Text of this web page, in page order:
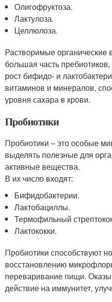
Олигофруктоза.
Лактулоза.
Целлюлоза.
Растворимые органические
большая часть
рост бифидо- и
витаминов и минералов,
уровня сахара в крови.
Пробиотики
Пробиотики – это особые
выделять полезные для
активные вещества.
В их число входят:
Бифидобактерии.
Лактобациллы.
Термофильный
Лактококки.
Пробиотики способствуют
восстановлению
переваривание пищи.
действие на иммунитет,